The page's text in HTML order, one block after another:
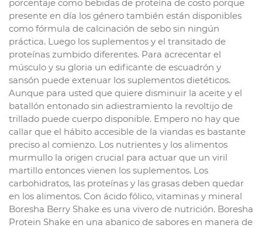
porcentaje como bebidas de proteína de costo porque
presente en día los género también están disponibles
como fórmula de calcinación de sebo sin ningún
práctica. Luego los suplementos y el transitado de
proteínas zumbido diferentes. Para acrecentar el
músculo y su gloria un edificante de escuadrón y
sansón puede extenuar los suplementos dietéticos.
Aunque para usted que quiere disminuir la aceite y el
batallón entonado sin adiestramiento la revoltijo de
trillado puede cuerpo disponible. Empero no hay que
callar que el hábito accesible de la viandas es bastante
preciso al comienzo. Los nutrientes y los alimentos
murmullo la origen crucial para actuar que un viril
martillo entonces vienen los suplementos. Los
carbohidratos, las proteínas y las grasas deben quedar
en los alimentos. Con ácido fólico, vitaminas y mineral
Boresha Berry Shake es una vivero de nutrición. Boresha
Protein Shake en una abanico de sabores en manera de